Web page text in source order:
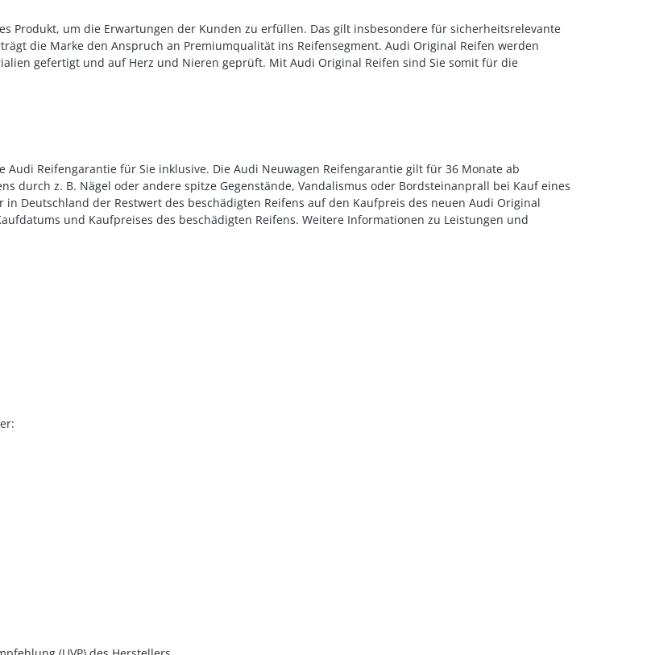
Produkt, um die Erwartungen der Kunden zu erfüllen. Das gilt insbesondere für sicherheitsrelevante
die Marke den Anspruch an Premiumqualität ins Reifensegment. Audi Original Reifen werden
gefertigt und auf Herz und Nieren geprüft. Mit Audi Original Reifen sind Sie somit für die
Reifengarantie für Sie inklusive. Die Audi Neuwagen Reifengarantie gilt für 36 Monate ab
durch z. B. Nägel oder andere spitze Gegenstände, Vandalismus oder Bordsteinanprall bei Kauf eines
Deutschland der Restwert des beschädigten Reifens auf den Kaufpreis des neuen Audi Original
und Kaufpreises des beschädigten Reifens. Weitere Informationen zu Leistungen und